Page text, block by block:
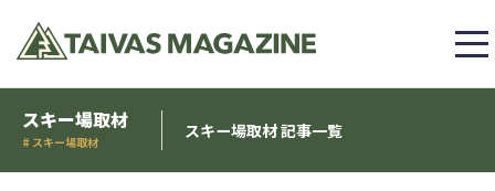
スキー場取材
# スキー場取材
スキー場取材 記事一覧